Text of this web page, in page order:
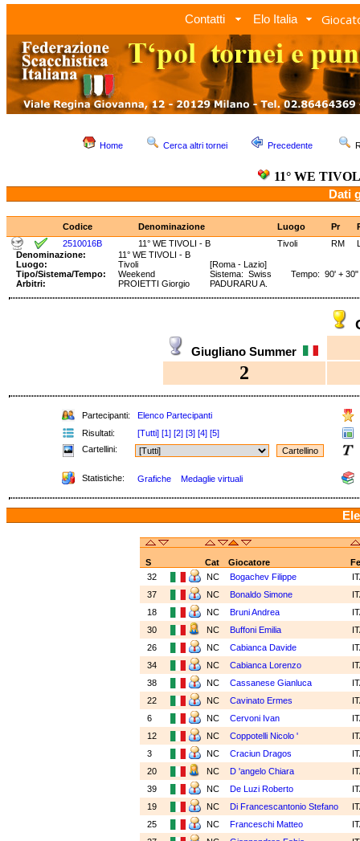
Contatti Elo Italia
Home Cerca altri tornei Precedente
11° WE
Dati
Codice Denominazione Luogo Pr
2510016B
11° WE TIVOLI - B Tivoli RM
Denominazione:
11° WE TIVOLI - B
Luogo:
Tivoli
[Roma - Lazio]
Tipo/Sistema/Tempo:
Weekend
Sistema: Swiss Tempo: 90' + 30"
Arbitri:
PROIETTI Giorgio PADURARU A.
Giugliano Summer
2
Partecipanti: Elenco Partecipanti
Risultati:
[Tutti] [1] [2] [3] [4] [5]
Cartellini:
Statistiche: Grafiche Medaglie virtuali
S Cat Giocatore
32
NC Bogachev Filippe
37
NC Bonaldo Simone
18
NC Bruni Andrea
30
NC Buffoni Emilia
26
NC Cabianca Davide
34
NC Cabianca Lorenzo
38
NC Cassanese Gianluca
22
NC Cavinato Ermes
6
NC Cervoni Ivan
12
NC Coppotelli Nicolo '
3
NC Craciun Dragos
20
NC D 'angelo Chiara
39
NC De Luzi Roberto
19
NC Di Francescantonio Stefano
25
NC Franceschi Matteo